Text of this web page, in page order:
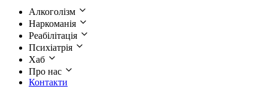
Алкоголізм
Наркоманія
Реабілітація
Психіатрія
Хаб
Про нас
Контакти